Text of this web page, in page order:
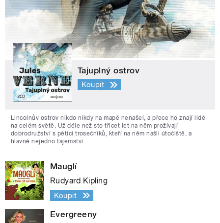
Tajuplný ostrov
Koupit
Lincolnův ostrov nikdo nikdy na mapě nenašel, a přece ho znají lidé
na celém světě. Už déle než sto třicet let na něm prožívají
dobrodružství s pěticí trosečníků, kteří na něm našli útočiště, a
hlavně nejedno tajemství.
Mauglí
Rudyard Kipling
Koupit
Evergreeny